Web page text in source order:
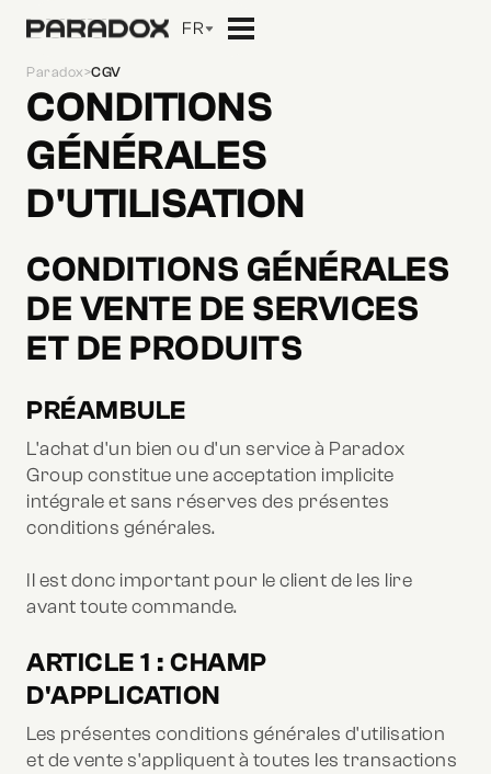
FR
Paradox>CGV
CONDITIONS
GÉNÉRALES
D'UTILISATION
CONDITIONS GÉNÉRALES
DE VENTE DE SERVICES
ET DE PRODUITS
PRÉAMBULE
L'achat d'un bien ou d'un service à Paradox
Group constitue une acceptation implicite
intégrale et sans réserves des présentes
conditions générales.
Il est donc important pour le client de les lire
avant toute commande.
ARTICLE 1 : CHAMP
D'APPLICATION
Les présentes conditions générales d'utilisation
et de vente s'appliquent à toutes les transactions